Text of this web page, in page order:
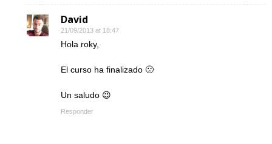
David
21/09/2013 at 18:47
Hola roky,
El curso ha finalizado 🙁
Un saludo 😉
Responder